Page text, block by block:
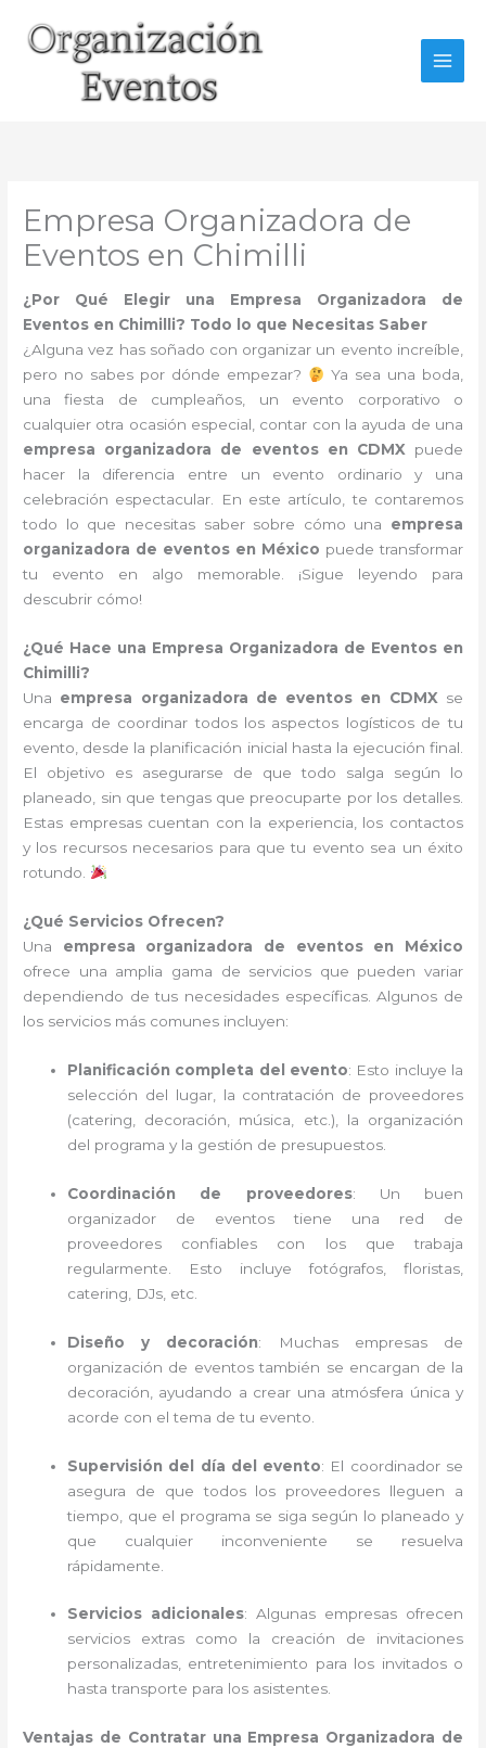
contenido
Empresa Organizadora de
Eventos en Chimilli
¿Por Qué Elegir una Empresa Organizadora de
Eventos en Chimilli? Todo lo que Necesitas Saber
¿Alguna vez has soñado con organizar un evento increíble,
pero no sabes por dónde empezar?
Ya sea una boda,
una fiesta de cumpleaños, un evento corporativo o
cualquier otra ocasión especial, contar con la ayuda de una
empresa organizadora de eventos en CDMXpuede
hacer la diferencia entre un evento ordinario y una
celebración espectacular. En este artículo, te contaremos
todo lo que necesitas saber sobre cómo una empresa
organizadora de eventos en México puede transformar
tu evento en algo memorable. ¡Sigue leyendo para
descubrir cómo!
¿Qué Hace una Empresa Organizadora de Eventos en
Chimilli?
Una empresa organizadora de eventos en CDMX se
encarga de coordinar todos los aspectos logísticos de tu
evento, desde la planificación inicial hasta la ejecución final.
El objetivo es asegurarse de que todo salga según lo
planeado, sin que tengas que preocuparte por los detalles.
Estas empresas cuentan con la experiencia, los contactos
y los recursos necesarios para que tu evento sea un éxito
rotundo.
¿Qué Servicios Ofrecen?
Una empresa organizadora de eventos en México
ofrece una amplia gama de servicios que pueden variar
dependiendo de tus necesidades específicas. Algunos de
los servicios más comunes incluyen:
Planificación completa del evento: Esto incluye la
selección del lugar, la contratación de proveedores
(catering, decoración, música, etc.), la organización
del programa y la gestión de presupuestos.
Coordinación de proveedores: Un buen
organizador de eventos tiene una red de
proveedores confiables con los que trabaja
regularmente. Esto incluye fotógrafos, floristas,
catering, DJs, etc.
Diseño y decoración: Muchas empresas de
organización de eventos también se encargan de la
decoración, ayudando a crear una atmósfera única y
acorde con el tema de tu evento.
Supervisión del día del evento: El coordinador se
asegura de que todos los proveedores lleguen a
tiempo, que el programa se siga según lo planeado y
que cualquier inconveniente se resuelva
rápidamente.
Servicios adicionales: Algunas empresas ofrecen
servicios extras como la creación de invitaciones
personalizadas, entretenimiento para los invitados o
hasta transporte para los asistentes.
Ventajas de Contratar una Empresa Organizadora de